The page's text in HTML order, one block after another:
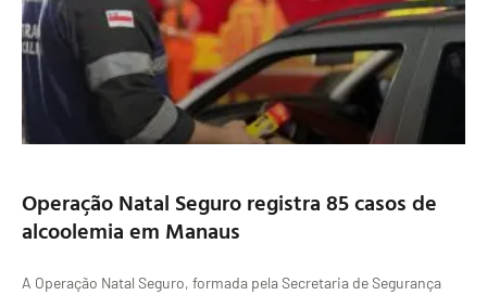
Operação Natal Seguro registra 85 casos de
alcoolemia em Manaus
A Operação Natal Seguro, formada pela Secretaria de Segurança